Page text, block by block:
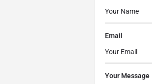
Email
Your Message